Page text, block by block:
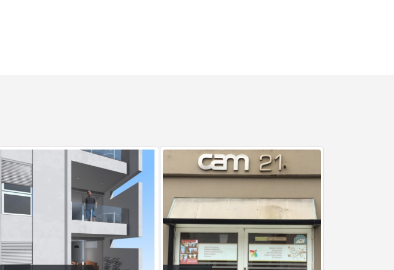
CAM 50 / LA RAMBLA